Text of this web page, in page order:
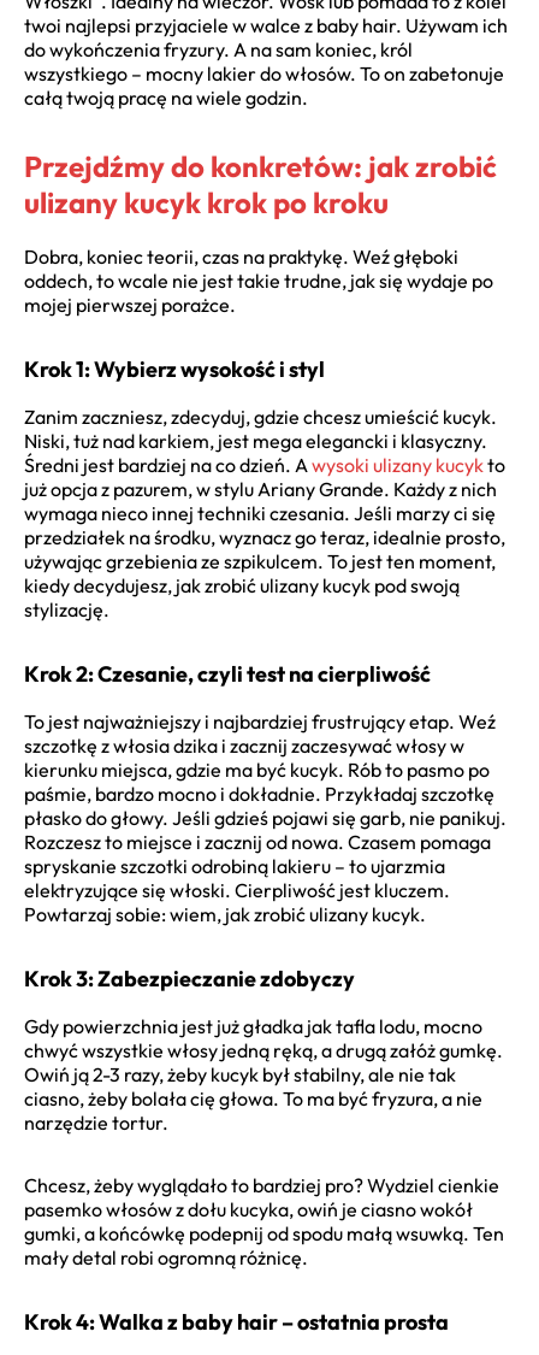
twoi najlepsi przyjaciele w walce z baby hair. Używam ich
do wykończenia fryzury. A na sam koniec, król
wszystkiego – mocny lakier do włosów. To on zabetonuje
całą twoją pracę na wiele godzin.
Przejdźmy do konkretów: jak zrobić
ulizany kucyk krok po kroku
Dobra, koniec teorii, czas na praktykę. Weź głęboki
oddech, to wcale nie jest takie trudne, jak się wydaje po
mojej pierwszej porażce.
Krok 1: Wybierz wysokość i styl
Zanim zaczniesz, zdecyduj, gdzie chcesz umieścić kucyk.
Niski, tuż nad karkiem, jest mega elegancki i klasyczny.
Średni jest bardziej na co dzień. A wysoki ulizany kucykto
już opcja z pazurem, w stylu Ariany Grande. Każdy z nich
wymaga nieco innej techniki czesania. Jeśli marzy ci się
przedziałek na środku, wyznacz go teraz, idealnie prosto,
używając grzebienia ze szpikulcem. To jest ten moment,
kiedy decydujesz, jak zrobić ulizany kucyk pod swoją
stylizację.
Krok 2: Czesanie, czyli test na cierpliwość
To jest najważniejszy i najbardziej frustrujący etap. Weź
szczotkę z włosia dzika i zacznij zaczesywać włosy w
kierunku miejsca, gdzie ma być kucyk. Rób to pasmo po
paśmie, bardzo mocno i dokładnie. Przykładaj szczotkę
płasko do głowy. Jeśli gdzieś pojawi się garb, nie panikuj.
Rozczesz to miejsce i zacznij od nowa. Czasem pomaga
spryskanie szczotki odrobiną lakieru – to ujarzmia
elektryzujące się włoski. Cierpliwość jest kluczem.
Powtarzaj sobie: wiem, jak zrobić ulizany kucyk.
Krok 3: Zabezpieczanie zdobyczy
Gdy powierzchnia jest już gładka jak tafla lodu, mocno
chwyć wszystkie włosy jedną ręką, a drugą załóż gumkę.
Owiń ją 2-3 razy, żeby kucyk był stabilny, ale nie tak
ciasno, żeby bolała cię głowa. To ma być fryzura, a nie
narzędzie tortur.
Chcesz, żeby wyglądało to bardziej pro? Wydziel cienkie
pasemko włosów z dołu kucyka, owiń je ciasno wokół
gumki, a końcówkę podepnij od spodu małą wsuwką. Ten
mały detal robi ogromną różnicę.
Krok 4: Walka z baby hair – ostatnia prosta